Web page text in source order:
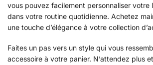
vous pouvez facilement personnaliser votre
dans votre routine quotidienne. Achetez
une touche d’élégance à votre collection
Faites un pas vers un style qui vous
accessoire à votre panier. N’attendez plus